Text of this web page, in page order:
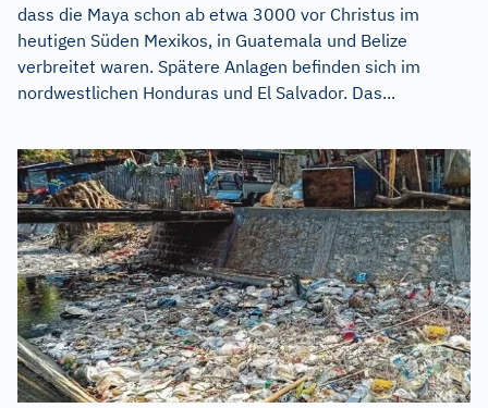
dass die Maya schon ab etwa 3000 vor Christus im
heutigen Süden Mexikos, in Guatemala und Belize
verbreitet waren. Spätere Anlagen befinden sich im
nordwestlichen Honduras und El Salvador. Das...